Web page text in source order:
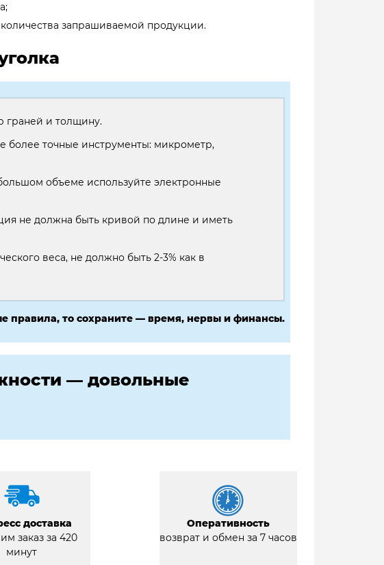
количества запрашиваемой продукции.
граней и толщину.
точные инструменты: микрометр,
объеме используйте электронные
не должна быть кривой по длине и иметь
веса, не должно быть 2-3% как в
правила, то сохраните — время, нервы и финансы.
— довольные
доставка
заказ за 420
минут
Оперативность
возврат и обмен за 7 часов